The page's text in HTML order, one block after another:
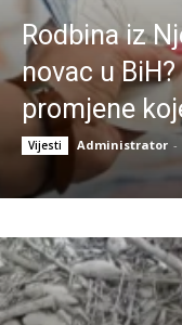
Rodbina iz
novac u
promjene
Vijesti Administrator -